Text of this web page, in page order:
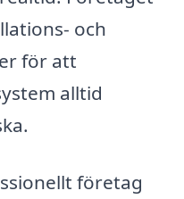
och
för att
alltid
företag